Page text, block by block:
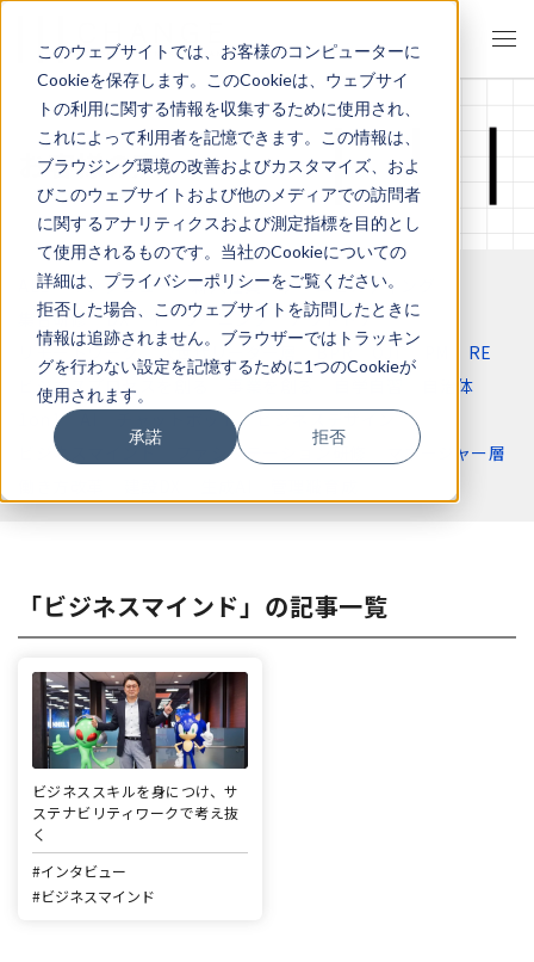
このウェブサイトでは、お客様のコンピューターに
Cookieを保存します。このCookieは、ウェブサイ
トの利用に関する情報を収集するために使用され、
これによって利用者を記憶できます。この情報は、
ブラウジング環境の改善およびカスタマイズ、およ
びこのウェブサイトおよび他のメディアでの訪問者
に関するアナリティクスおよび測定指標を目的とし
て使用されるものです。当社のCookieについての
詳細は、プライバシーポリシーをご覧ください。
拒否した場合、このウェブサイトを訪問したときに
情報は追跡されません。ブラウザーではトラッキン
グを行わない設定を記憶するために1つのCookieが
使用されます。
承諾 拒否
お客様の声
ALL インタビュー 新入社員
チームビルディング
集合研修
DX イーラーニング
アウトドア
リモートワーク
次世代リーダー層 BPR OJT
RE
ビジネスプロセスを創る
自治体
1on1
チャットボット
ビジネスデザイン
ビジネスマインド
ファシリテーション研修
マネージャー層
「ビジネスマインド」の記事一覧
ビジネススキルを身につけ、サ
ステナビリティワークで考え抜
く
#インタビュー
#ビジネスマインド